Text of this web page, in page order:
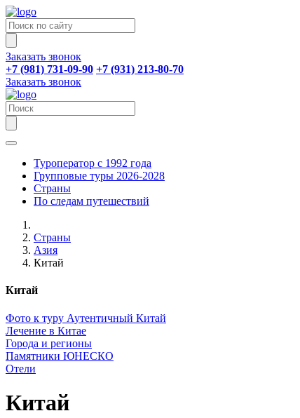
Заказать звонок
+7 (981) 731-09-90 +7 (931) 213-80-70
Заказать звонок
Туроператор с 1992 года
Групповые туры 2026-2028
Страны
По следам путешествий
Страны
Азия
Китай
Китай
Фото к туру Аутентичный Китай
Лечение в Китае
Города и регионы
Памятники ЮНЕСКО
Отели
Китай